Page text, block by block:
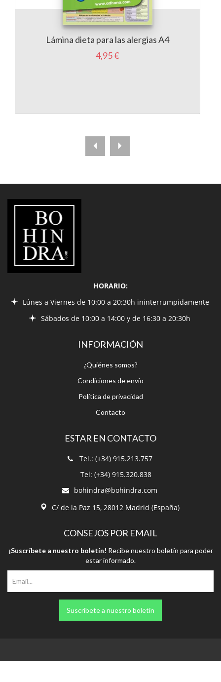
Lámina dieta para las alergias A4
4,95 €
LIBRERÍA
BOHINDRA
HORARIO:
Lúnes a Viernes de 10:00 a 20:30h ininterrumpidamente
Sábados de 10:00 a 14:00 y de 16:30 a 20:30h
INFORMACIÓN
¿Quiénes somos?
Condiciones de envío
Política de privacidad
Contacto
ESTAR EN CONTACTO
Tel.: (+34) 915.213.757
Tel: (+34) 915.320.838
bohindra@bohindra.com
C/ de la Paz 15, 28012 Madrid (España)
CONSEJOS POR EMAIL
¡Suscríbete a nuestro boletín! Recibe nuestro boletín para poder
estar informado.
Suscríbete a nuestro boletín